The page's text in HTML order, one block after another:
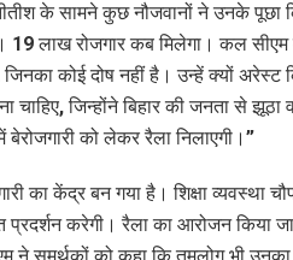
के सामने कुछ नौजवानों ने उनके पूछा
19 लाख रोजगार कब मिलेगा। कल
कोई दोष नहीं है। उन्हें क्यों अरेस्ट
चाहिए, जिन्होंने बिहार की जनता से झूठा
को लेकर रैला निलाएगी।”
का केंद्र बन गया है। शिक्षा व्यवस्था
प्रदर्शन करेगी। रैला का आरोजन किया